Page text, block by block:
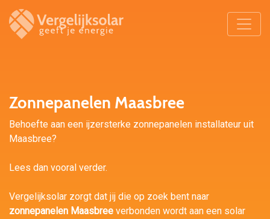
Zonnepanelen Maasbree
Behoefte aan een ijzersterke zonnepanelen installateur uit
Maasbree?
Lees dan vooral verder.
Vergelijksolar zorgt dat jij die op zoek bent naar
zonnepanelen Maasbree verbonden wordt aan een solar